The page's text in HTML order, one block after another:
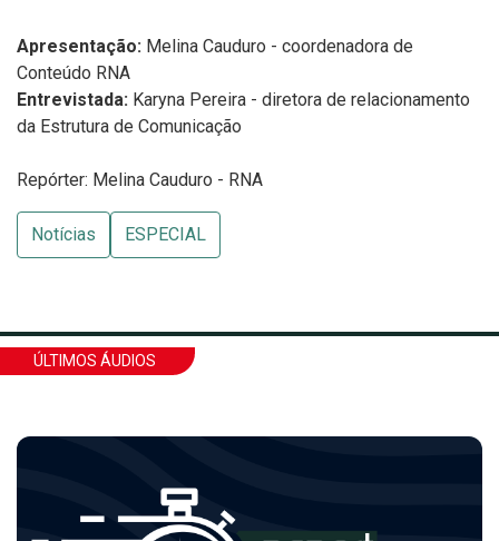
Apresentação: Melina Cauduro - coordenadora de
Conteúdo RNA
Entrevistada: Karyna Pereira - diretora de relacionamento
da Estrutura de Comunicação
Repórter: Melina Cauduro - RNA
Notícias ESPECIAL
ÚLTIMOS ÁUDIOS